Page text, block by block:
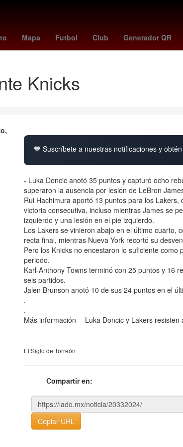
Mapa Futbol Club Generador QR
equipo de inglaterra para el mundial 2026 columbus
Knicks
💙 Suscríbete a nuestras notificaciones y
- Luka Doncic anotó 35 puntos y capturó ocho
superaron la ausencia por lesión de LeBron
Rui Hachimura aportó 13 puntos para los
victoria consecutiva, incluso mientras James se
izquierdo y una lesión en el pie izquierdo.
Los Lakers se vinieron abajo en el último cuarto,
recta final, mientras Nueva York recortó su
Pero los Knicks no encestaron lo suficiente
periodo.
Karl-Anthony Towns terminó con 25 puntos y 16
seis partidos.
Jalen Brunson anotó 10 de sus 24 puntos en el
.
.
Más información -- Luka Doncic y Lakers resisten
El Siglo de Torreón
Compartir en:
Copiar URL